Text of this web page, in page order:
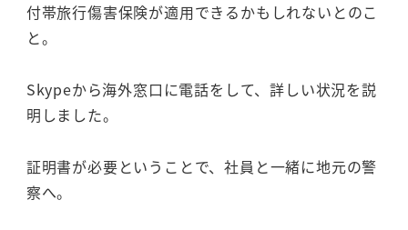
付帯旅行傷害保険が適用できるかもしれないとのこ
と。
Skypeから海外窓口に電話をして、詳しい状況を説
明しました。
証明書が必要ということで、社員と一緒に地元の警
察へ。